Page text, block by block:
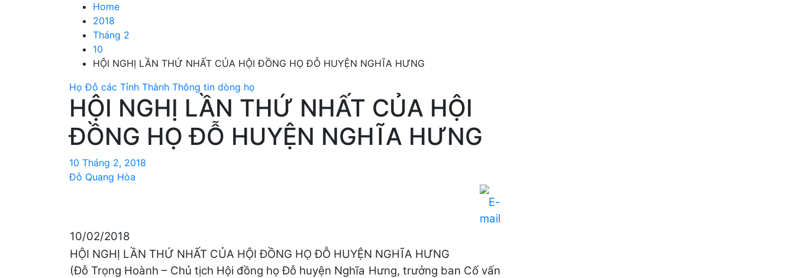
Home
2018
Tháng 2
10
HỘI NGHỊ LẦN THỨ NHẤT CỦA HỘI ĐỒNG HỌ ĐỖ HUYỆN NGHĨA HƯNG
Họ Đỗ các Tỉnh Thành Thông tin dòng họ
HỘI NGHỊ LẦN THỨ NHẤT CỦA HỘI
ĐỒNG HỌ ĐỖ HUYỆN NGHĨA HƯNG
10 Tháng 2, 2018
Đỗ Quang Hòa
10/02/2018
HỘI NGHỊ LẦN THỨ NHẤT CỦA HỘI ĐỒNG HỌ ĐỖ HUYỆN NGHĨA HƯNG
(Đỗ Trọng Hoành – Chủ tịch Hội đồng họ Đỗ huyện Nghĩa Hưng, trưởng ban Cố vấn